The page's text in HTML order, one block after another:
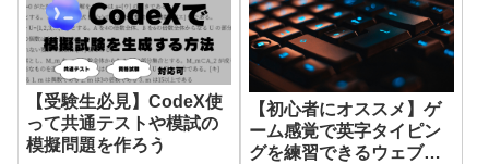
【受験生必見】CodeX使
って共通テストや模試の
模擬問題を作ろう
【初心者にオススメ】ゲ
ーム感覚で英字タイピン
グを練習できるウェブサ